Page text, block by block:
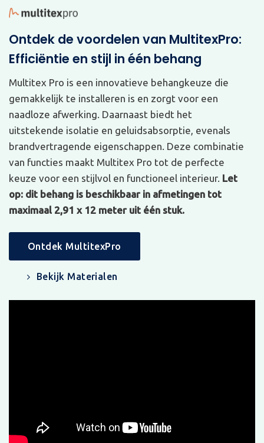
Ontdek de voordelen van MultitexPro:
Efficiëntie en stijl in één behang
Multitex Pro is een innovatieve behangkeuze die
gemakkelijk te installeren is en zorgt voor een
naadloze afwerking. Daarnaast biedt het
uitstekende isolatie en geluidsabsorptie, evenals
brandvertragende eigenschappen. Deze combinatie
van functies maakt Multitex Pro tot de perfecte
keuze voor een stijlvol en functioneel interieur. Let
op: dit behang is beschikbaar in afmetingen tot
maximaal 2,91 x 12 meter uit één stuk.
Ontdek MultitexPro
Bekijk Materialen